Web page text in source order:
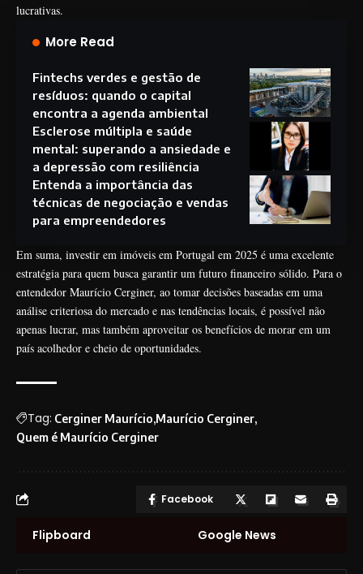
lucrativas.
More Read
Fintechs verdes e gestão de
resíduos: quando o capital
encontra a agenda ambiental
Esclerose múltipla e saúde
mental: superando a ansiedade e
a depressão com resiliência
Entenda a importância das
técnicas de negociação e vendas
para empreendedores
Em suma, investir em imóveis em Portugal em 2025 é uma excelente
estratégia para quem busca garantir um futuro financeiro sólido. Para o
entendedor Maurício Cerginer, ao tomar decisões baseadas em uma
análise criteriosa do mercado e nas tendências locais, é possível não
apenas lucrar, mas também aproveitar os benefícios de morar em um
país acolhedor e cheio de oportunidades.
Tag: Cerginer Maurício Maurício Cerginer
Quem é Maurício Cerginer
Facebook
Flipboard Google News